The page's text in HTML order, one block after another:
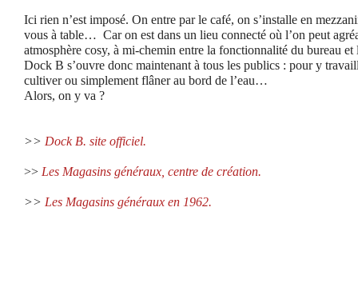
Ici rien n’est imposé. On entre par le café, on s’installe en
vous à table… Car on est dans un lieu connecté où l’on peut
atmosphère cosy, à mi-chemin entre la fonctionnalité du bureau
Dock B s’ouvre donc maintenant à tous les publics : pour y
cultiver ou simplement flâner au bord de l’eau…
Alors, on y va ?
>> Dock B. site officiel.
>> Les Magasins généraux, centre de création.
>> Les Magasins généraux en 1962.